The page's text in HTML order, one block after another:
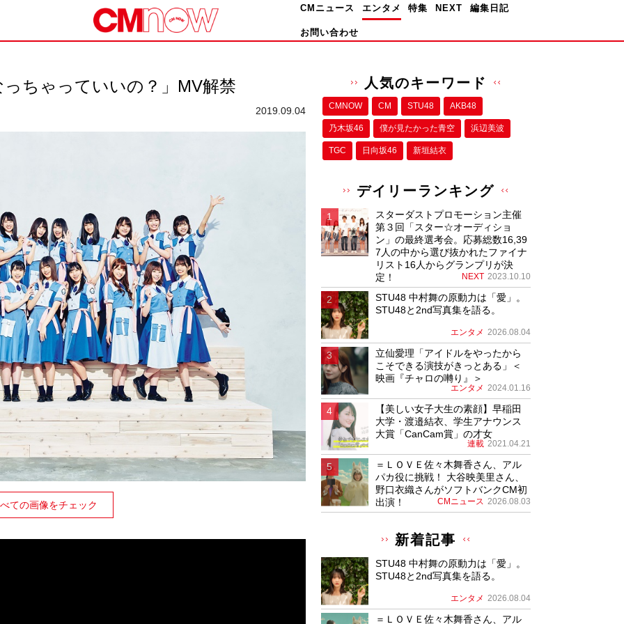
CMニュース エンタメ 特集 NEXT 編集日記
お問い合わせ
ちゃっていいの？」MV解禁
2019.09.04
ての画像をチェック
人気のキーワード
CMNOW CM STU48 AKB48
乃木坂46 僕が⾒たかった⻘空 浜辺美波
TGC 日向坂46 新垣結衣
デイリーランキング
スターダストプロモーション主催
第３回「スター☆オーディショ
ン」の最終選考会。応募総数16,39
7人の中から選び抜かれたファイナ
リスト16人からグランプリが決
定！
NEXT 2023.10.10
STU48 中村舞の原動力は「愛」。
STU48と2nd写真集を語る。
エンタメ 2026.08.04
立仙愛理「アイドルをやったから
こそできる演技がきっとある」＜
映画『チャロの囀り』＞
エンタメ 2024.01.16
【美しい女子大生の素顔】早稲田
大学・渡邉結衣、学生アナウンス
大賞「CanCam賞」の才女
連載 2021.04.21
＝ＬＯＶＥ佐々木舞香さん、アル
パカ役に挑戦！ 大谷映美里さん、
野口衣織さんがソフトバンクCM初
出演！
CMニュース 2026.08.03
新着記事
STU48 中村舞の原動力は「愛」。
STU48と2nd写真集を語る。
エンタメ 2026.08.04
＝ＬＯＶＥ佐々木舞香さん、アル